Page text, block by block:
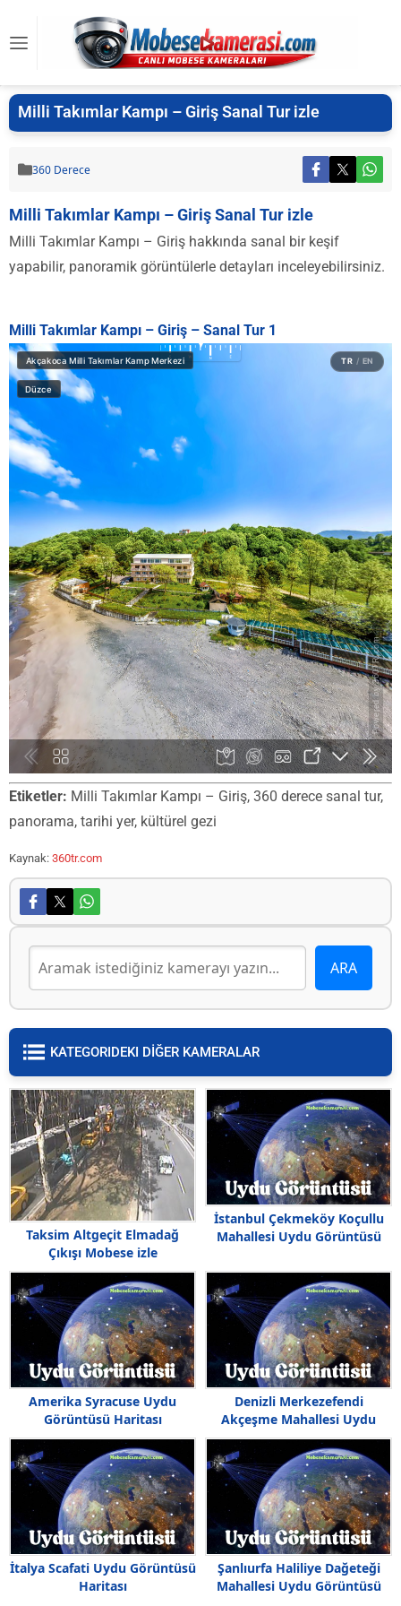
Milli Takımlar Kampı – Giriş Sanal Tur izle
360 Derece
Milli Takımlar Kampı – Giriş Sanal Tur izle
Milli Takımlar Kampı – Giriş hakkında sanal bir keşif
yapabilir, panoramik görüntülerle detayları inceleyebilirsiniz.
Milli Takımlar Kampı – Giriş – Sanal Tur 1
Etiketler: Milli Takımlar Kampı – Giriş, 360 derece sanal tur,
panorama, tarihi yer, kültürel gezi
Kaynak: 360tr.com
KATEGORIDEKI DİĞER KAMERALAR
Taksim Altgeçit Elmadağ
Çıkışı Mobese izle
İstanbul Çekmeköy Koçullu
Mahallesi Uydu Görüntüsü
Amerika Syracuse Uydu
Görüntüsü Haritası
Denizli Merkezefendi
Akçeşme Mahallesi Uydu
Görüntüsü
İtalya Scafati Uydu Görüntüsü
Haritası
Şanlıurfa Haliliye Dağeteği
Mahallesi Uydu Görüntüsü